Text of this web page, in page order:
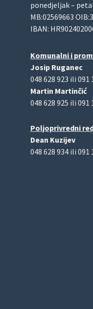
ponedjeljak –
MB:02569663
IBAN:
Komunalni i
Josip Ruganec
048 628 923 ili 091
Martin Martinčić
048 628 925 ili 091
Poljoprivredni
Dean Kuzijev
048 628 934 ili 091